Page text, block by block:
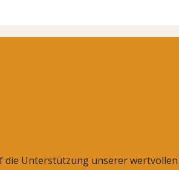
die Unterstützung unserer